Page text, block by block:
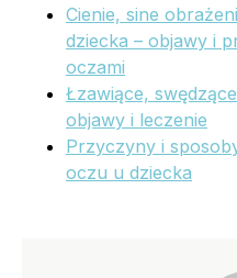
Cienie, sine
dziecka – objawy i
oczami
Łzawiące,
objawy i leczenie
Przyczyny i
oczu u dziecka